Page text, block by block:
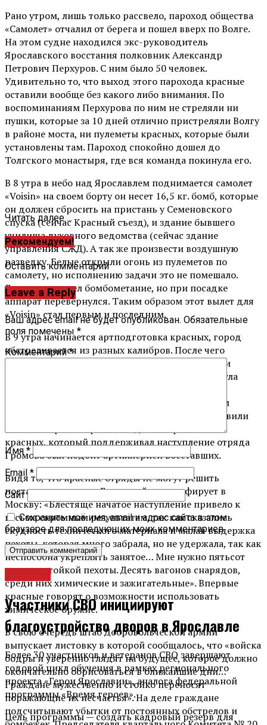
Рано утром, лишь только рассвело, пароход общества
«Самолет» отчалил от берега и пошел вверх по Волге.
На этом судне находился экс-руководитель
Ярославского восстания полковник Александр
Петрович Перхуров. С ним было 50 человек.
Удивительно то, что выход этого парохода красные
оставили вообще без какого либо внимания. По
воспоминаниям Перхурова по ним не стреляли ни
пушки, которые за 10 дней отлично пристреляли Волгу
в районе моста, ни пулеметы красных, которые были
установлены там. Пароход спокойно дошел до
Толгского монастыря, где вся команда покинула его.
В 8 утра в небо над Ярославлем поднимается самолет
«Voisin» на своем борту он несет 16,5 кг. бомб, которые
он должен сбросить на пристань у Семеновского
спуска (сейчас Красный съезд), и здание бывшего
училища духовного ведомства (сейчас здание
управления СЖД). А так же произвести воздушную
разведку. Белые открыли огонь из пулеметов по
самолету, но исполнению задачи это не помешало.
Летчик произвел бомбометание, но при посадке
аппарат перевернулся. Таким образом этот вылет для
«Voisin» стал первым и последним.
В 9 утра начинается артподготовка красных, город
обстреливается из разных калибров. После чего
красные поднимаются в атаку. В районе станции
Всполье и Сенной площади красная пехота смогла
расстояние. Белые отступив под первым ударом
смогли прийти в себя и уже к 15 часам восстановили
красных, который поддерживал наступление отряда
Громова был подбит артиллерией восставших.
Видя то, что красные отряды не могут решить
поставленных задач Гузарский телеграфирует в
Москву: «Блестяще начатое наступление привело к
весьма скромным результатам, так как сказались
скудность технического материала и малая выдержка
пехоты, которая много забрала, но не удержала, так как
неспособна укреплять занятое… Мне нужно пятьсот
человек стойкой пехоты. Десять вагонов снарядов,
среди них химические и зажигательные». Впервые
красные говорят о возможности использовать
химическое оружие.
В свою очередь штаб Добровольческой армии
выпускает листовку в которой сообщалось, что «войска
бодры и уверенно глядят на будущее, которое должно
окончательно обрисоваться в ближайшие дни…
Граждане мужественно и стойко переносят
поражающие их несчастья». На деле граждане
подсчитывают убытки от постоянных обстрелов и
Читать далее ...
Рекомендуем!
Оставить комментарий
Leave a Reply
Ваш адрес email не будет опубликован. Обязательные
поля помечены *
Комментарий*
Имя *
Email *
Сайт
Сохранить моё имя, email и адрес сайта в этом
браузере для последующих моих комментариев.
Участники СВО инициируют
благоустройство дворов в Ярославле
Более 30 участников и ветеранов СВО завершают
годовой цикл обучения в рамках регионального
проекта «Герои Ярославии», аналога федеральной
программы «Время героев».
Цель программы — создать кадровый резерв для